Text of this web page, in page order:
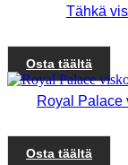
Tähkä
Osta täältä
Royal Palace
Osta täältä